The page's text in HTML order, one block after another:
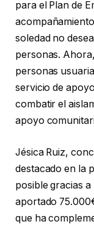
para el Plan de
soledad no
personas.
personas
servicio de
combatir el
apoyo
Jésica Ruiz,
destacado en la
posible gracias
aportado
que ha